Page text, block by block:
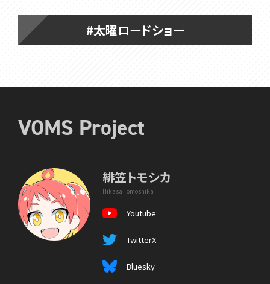
#太曜ロードショー
VOMS Project
緋笠トモシカ
Hikasa Tomoshika
Youtube
TwitterX
Bluesky